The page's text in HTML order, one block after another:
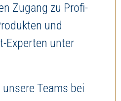
Zugang zu Profi-
und
Experten unter
Teams bei